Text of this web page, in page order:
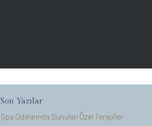
Son Yazılar
Spa Odalarında Sunulan Özel Terapiler